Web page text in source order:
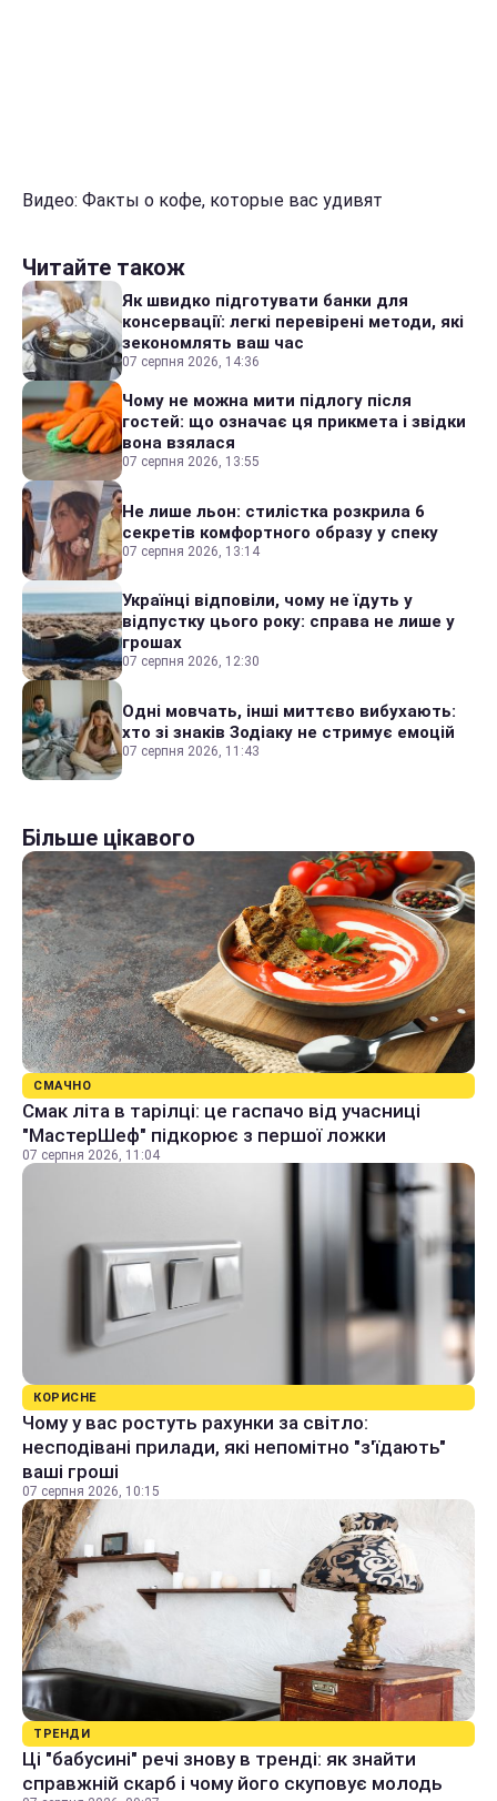
Видео: Факты о кофе, которые вас удивят
Читайте також
Як швидко підготувати банки для
консервації: легкі перевірені методи, які
зекономлять ваш час
07 серпня 2026, 14:36
Чому не можна мити підлогу після
гостей: що означає ця прикмета і звідки
вона взялася
07 серпня 2026, 13:55
Не лише льон: стилістка розкрила 6
секретів комфортного образу у спеку
07 серпня 2026, 13:14
Українці відповіли, чому не їдуть у
відпустку цього року: справа не лише у
грошах
07 серпня 2026, 12:30
Одні мовчать, інші миттєво вибухають:
хто зі знаків Зодіаку не стримує емоцій
07 серпня 2026, 11:43
Більше цікавого
СМАЧНО
Смак літа в тарілці: це гаспачо від учасниці
"МастерШеф" підкорює з першої ложки
07 серпня 2026, 11:04
КОРИСНЕ
Чому у вас ростуть рахунки за світло:
несподівані прилади, які непомітно "з'їдають"
ваші гроші
07 серпня 2026, 10:15
ТРЕНДИ
Ці "бабусині" речі знову в тренді: як знайти
справжній скарб і чому його скуповує молодь